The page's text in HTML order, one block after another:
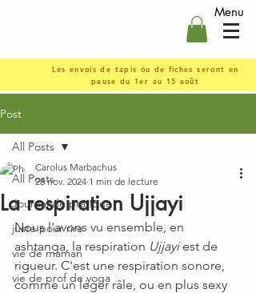
Menu
Les envois de tapis ou de fiches seront en
pause du 1er au 15 août
Post
All Posts
Journal de pratique
juste pour rire
vie de maman
vie de prof de yoga
All Posts
La respiration Ujjayi
Carolus Marbachus
28 nov. 2024 1 min de lecture
Nous l'avons vu ensemble, en
ashtanga, la respiration Ujjayi est de
rigueur. C'est une respiration sonore,
comme un léger râle, ou en plus sexy